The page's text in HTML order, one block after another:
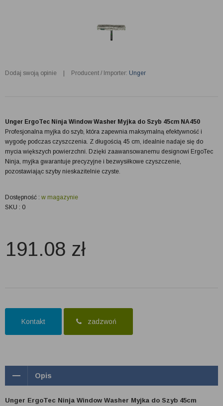
Dodaj swoją opinie Producent / Importer: Unger
Unger ErgoTec Ninja Window Washer Myjka do Szyb 45cm NA450
Profesjonalna myjka do szyb, która zapewnia maksymalną efektywność i
wygodę podczas czyszczenia. Z długością 45 cm, idealnie nadaje się do
mycia większych powierzchni. Dzięki zaawansowanemu designowi ErgoTec
Ninja, myjka gwarantuje precyzyjne i bezwysiłkowe czyszczenie,
pozostawiając szyby nieskazitelnie czyste.
Dostępność : w magazynie
SKU : 0
191.08 zł
Kontakt zadzwoń
Opis
Unger ErgoTec Ninja Window Washer Myjka do Szyb 45cm